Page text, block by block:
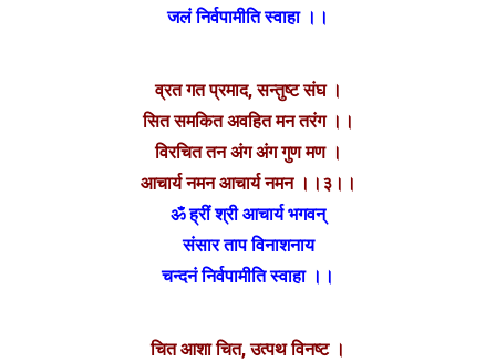
जलं निर्वपामीति स्वाहा ।।
व्रत गत प्रमाद, सन्तुष्ट संघ ।
सित समकित अवहित मन तरंग ।।
विरचित तन अंग अंग गुण मण ।
आचार्य नमन आचार्य नमन ।।३।।
ॐ ह्रीं श्री आचार्य भगवन्
संसार ताप विनाशनाय
चन्दनं निर्वपामीति स्वाहा ।।
चित आशा चित, उत्पथ विनष्ट ।